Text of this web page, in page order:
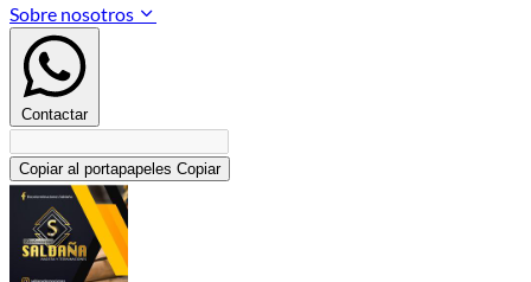
Sobre nosotros
Contactar
Copiar al portapapeles Copiar